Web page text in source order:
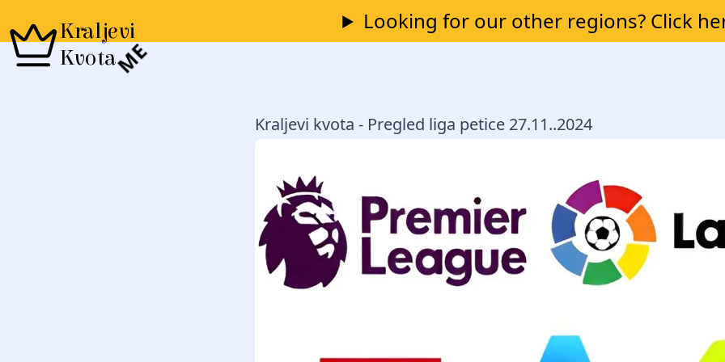
Looking for our other regions? Click
Kraljevi
KvotaME
Kraljevi kvota - Pregled liga petice 27.11..2024